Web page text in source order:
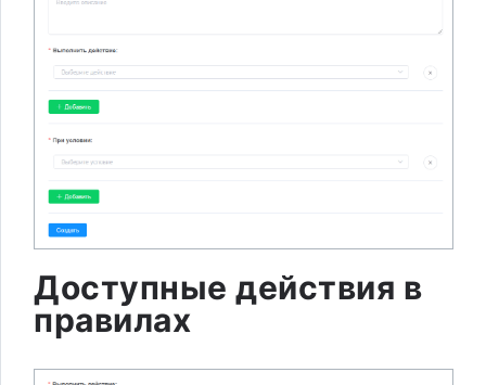
Доступные действия в
правилах